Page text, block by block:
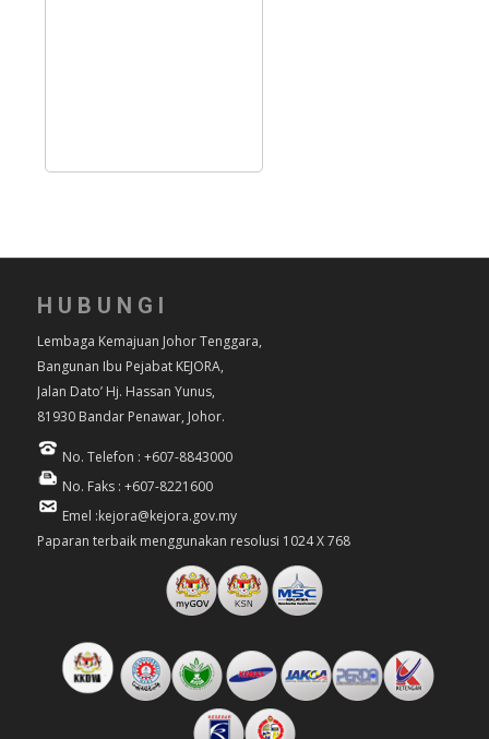
HUBUNGI
Lembaga Kemajuan Johor Tenggara,
Bangunan Ibu Pejabat KEJORA,
Jalan Dato’ Hj. Hassan Yunus,
81930 Bandar Penawar, Johor.
No. Telefon : +607-8843000
No. Faks : +607-8221600
Emel :kejora@kejora.gov.my
Paparan terbaik menggunakan resolusi 1024 X 768